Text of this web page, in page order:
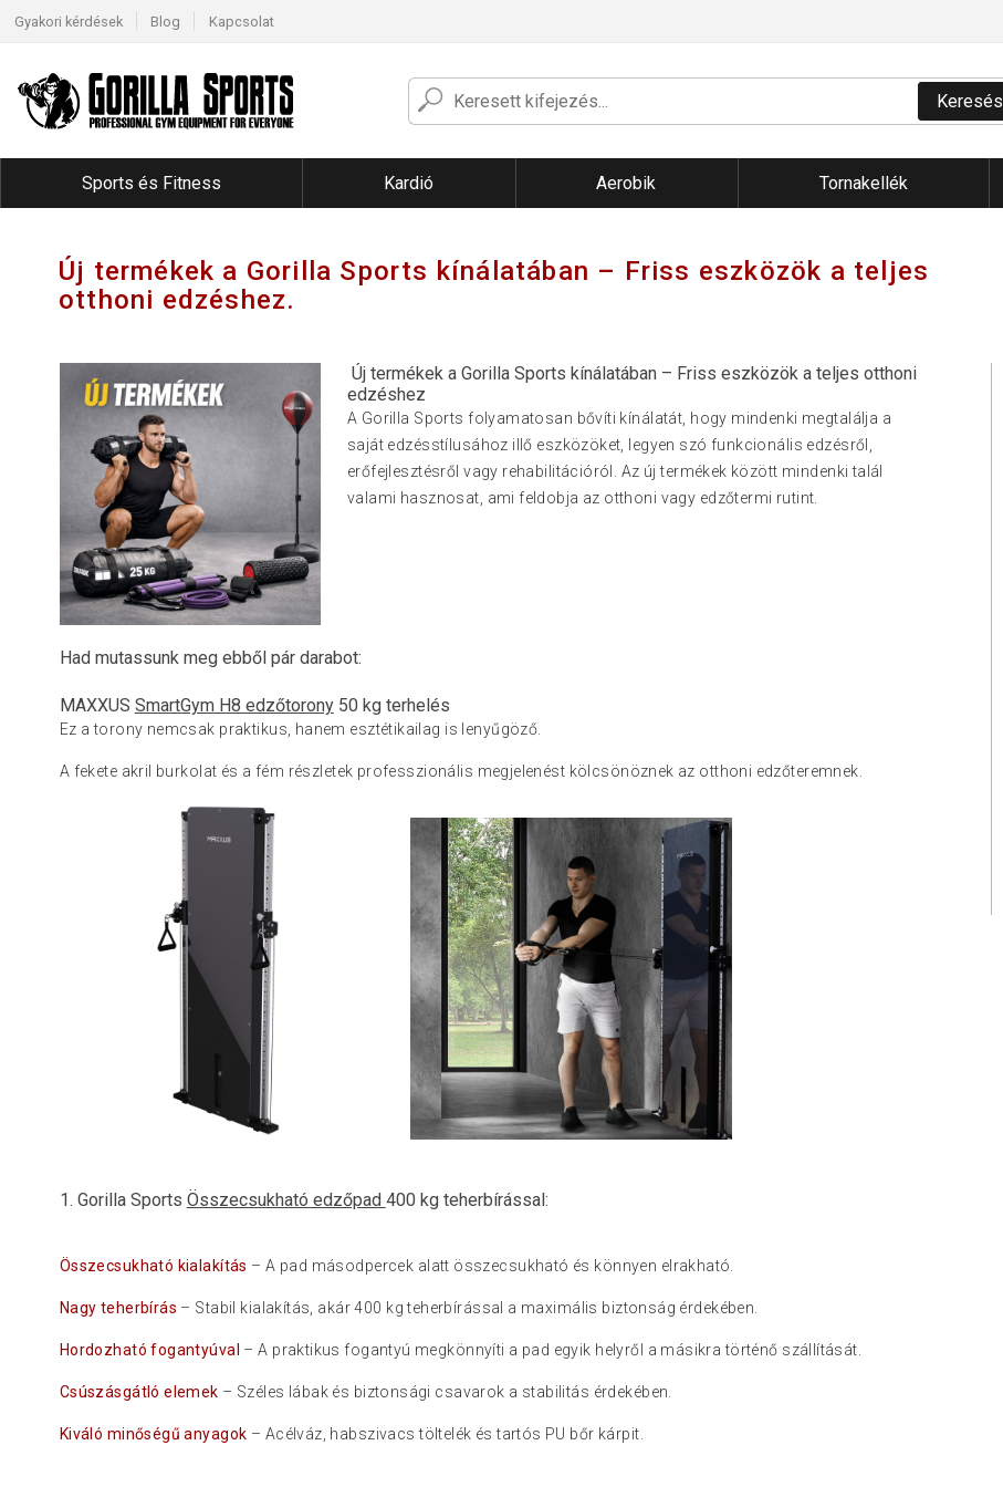
Gyakori kérdések Blog Kapcsolat
Keresés
Sports és Fitness Kardió Aerobik Tornakellék
Új termékek a Gorilla Sports kínálatában – Friss eszközök a teljes
otthoni edzéshez.
Új termékek a Gorilla Sports kínálatában – Friss eszközök a teljes otthoni
edzéshez
A Gorilla Sports folyamatosan bővíti kínálatát, hogy mindenki megtalálja a
saját edzésstílusához illő eszközöket, legyen szó funkcionális edzésről,
erőfejlesztésről vagy rehabilitációról. Az új termékek között mindenki talál
valami hasznosat, ami feldobja az otthoni vagy edzőtermi rutint.
Had mutassunk meg ebből pár darabot:
MAXXUS SmartGym H8 edzőtorony50 kg terhelés
Ez a torony nemcsak praktikus, hanem esztétikailag is lenyűgöző.
A fekete akril burkolat és a fém részletek professzionális megjelenést kölcsönöznek az otthoni edzőteremnek.
1. Gorilla Sports Összecsukható edzőpad 400 kg teherbírással:
Összecsukható kialakítás – A pad másodpercek alatt összecsukható és könnyen elrakható.
Nagy teherbírás – Stabil kialakítás, akár 400 kg teherbírással a maximális biztonság érdekében.
Hordozható fogantyúval – A praktikus fogantyú megkönnyíti a pad egyik helyről a másikra történő szállítását.
Csúszásgátló elemek – Széles lábak és biztonsági csavarok a stabilitás érdekében.
Kiváló minőségű anyagok – Acélváz, habszivacs töltelék és tartós PU bőr kárpit.